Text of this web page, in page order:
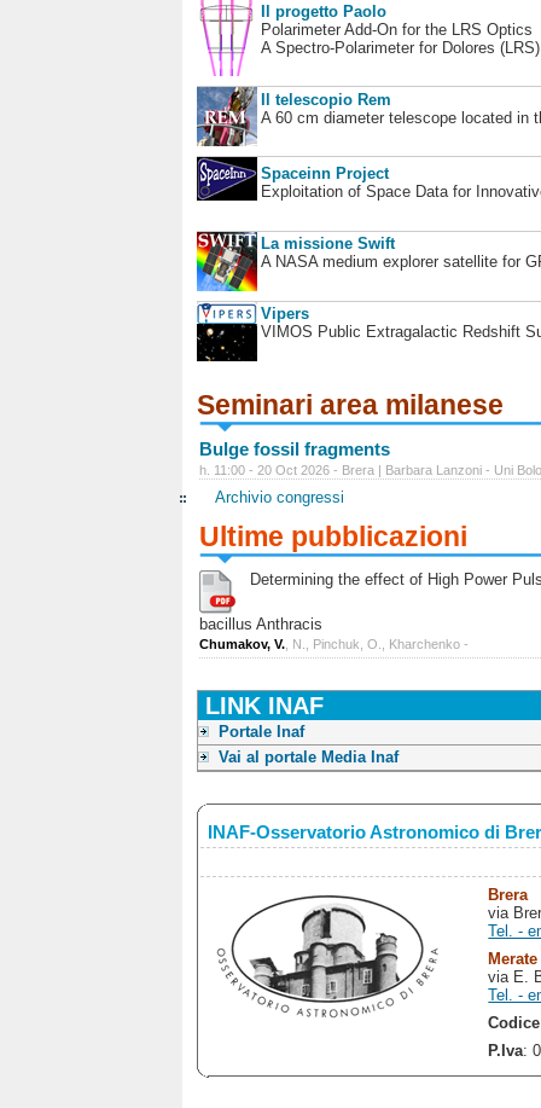
Il progetto Paolo
Polarimeter Add-On for the LRS Optics
A Spectro-Polarimeter for Dolores
Il telescopio Rem
A 60 cm diameter telescope located in
Spaceinn Project
Exploitation of Space Data for
La missione Swift
A NASA medium explorer satellite for
Vipers
VIMOS Public Extragalactic Redshift
Seminari area milanese
Bulge fossil fragments
h. 11:00 - 20 Oct 2026 - Brera | Barbara Lanzoni - Uni
Archivio congressi
Ultime pubblicazioni
Determining the effect of High Power
bacillus Anthracis
Chumakov, V. , N., Pinchuk, O., Kharchenko -
LINK INAF
Portale Inaf
Vai al portale Media Inaf
INAF-Osservatorio Astronomico di
Brera
via
Tel. -
Merate
via E.
Tel. -
P.Iva: